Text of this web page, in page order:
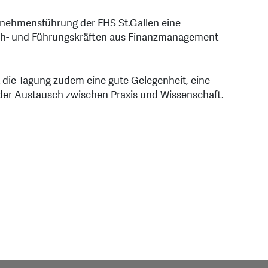
der FHS St.Gallen eine
und Führungskräften aus Finanzmanagement
Tagung zudem eine gute Gelegenheit, eine
Austausch zwischen Praxis und Wissenschaft.